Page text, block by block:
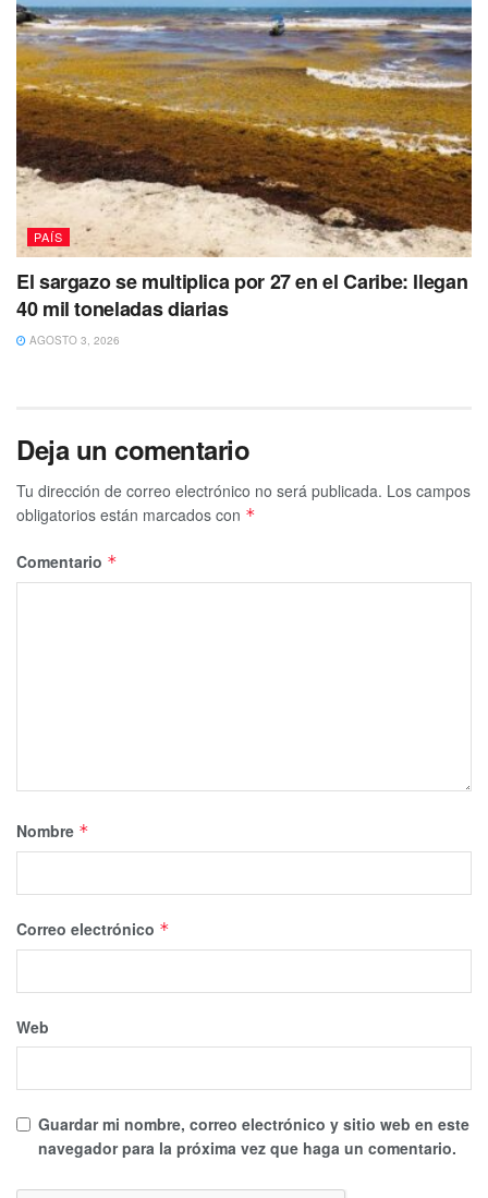
También te puede interesar Leer
PAÍS
El sargazo se multiplica por 27 en el Caribe: llegan
40 mil toneladas diarias
AGOSTO 3, 2026
Deja un comentario
Tu dirección de correo electrónico no será publicada. Los campos
obligatorios están marcados con *
Comentario *
Nombre *
Correo electrónico *
Web
Guardar mi nombre, correo electrónico y sitio web en este
navegador para la próxima vez que haga un comentario.